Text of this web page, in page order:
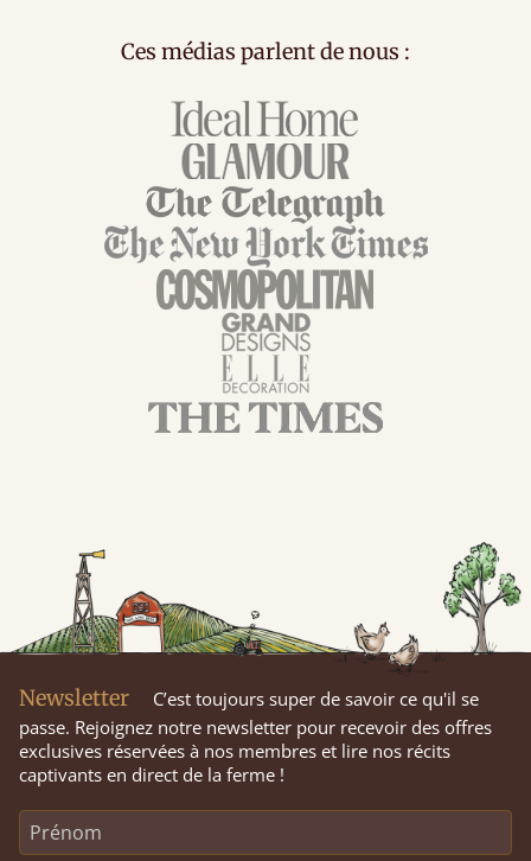
Ces médias parlent de nous :
Newsletter
C’est toujours super de savoir ce qu'il se
passe. Rejoignez notre newsletter pour recevoir des offres
exclusives réservées à nos membres et lire nos récits
captivants en direct de la ferme !